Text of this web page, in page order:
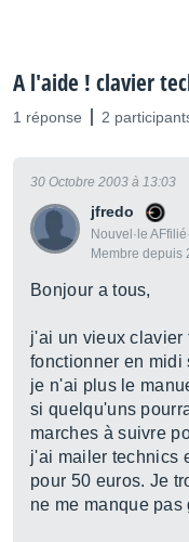
A l'aide ! clavier
1 réponse 2
jfredo
Nouvel·le
Membre depuis
30 Octobre 2003 à 13:03
Bonjour a tous,
j'ai un vieux clavier
fonctionner en midi
je n'ai plus le
si quelqu'uns
marches à suivre
j'ai mailer technics
pour 50 euros. Je
ne me manque pas